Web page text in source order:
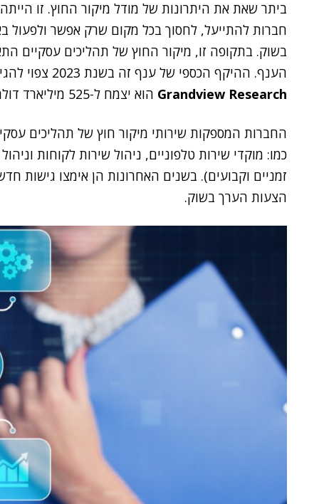
ביתר שאת את היתרונות של מודל מיקור החוץ. זו
חברות להתייעל, לחסוך בכל מקום שרק אפשר ולפעול
בשוק. בתקופה זו, מיקור החוץ של תהליכים עסקיים
הענף. ההיקף הכספי של ענף זה בשנת 2023 צפוי להגיע ל-212 מיליארד דולר, ועל פי מחקר של
Grandview Research הוא יצמח ל-525 מיליארד דולר עד שנת 2030.
החברות המספקות שירותי מיקור חוץ של תהליכים
כמו: מוקדי שירות טלפוניים, ניהול שירות לקוחות
זמניים וקבועים). בשנים האחרונות הן אימצו גישות
הצעות הערך בשוק.